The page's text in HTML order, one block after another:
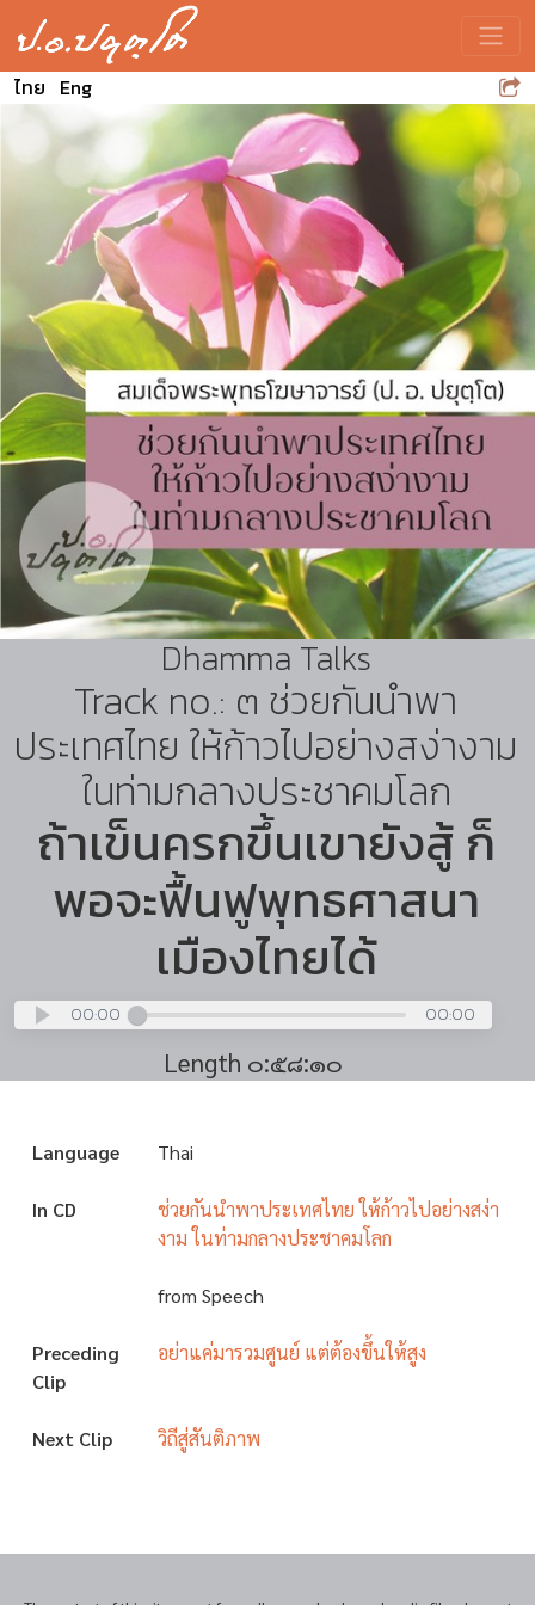
ไทย Eng
Dhamma Talks
Track no.: ๓ ช่วยกันนำพา
ประเทศไทย ให้ก้าวไปอย่างสง่างาม
ในท่ามกลางประชาคมโลก
ถ้าเข็นครกขึ้นเขายังสู้ ก็
พอจะฟื้นฟูพุทธศาสนา
เมืองไทยได้
00:00 00:00
Length ๐:๕๘:๑๐
Language Thai
In CD
ช่วยกันนำพาประเทศไทย ให้ก้าวไปอย่างสง่า
งาม ในท่ามกลางประชาคมโลก
from Speech
Preceding
Clip
อย่าแค่มารวมศูนย์ แต่ต้องขึ้นให้สูง
Next Clip วิถีสู่สันติภาพ